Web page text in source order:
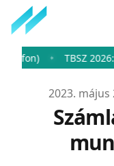
TBSZ 2026: a
Publikálva
2023. május